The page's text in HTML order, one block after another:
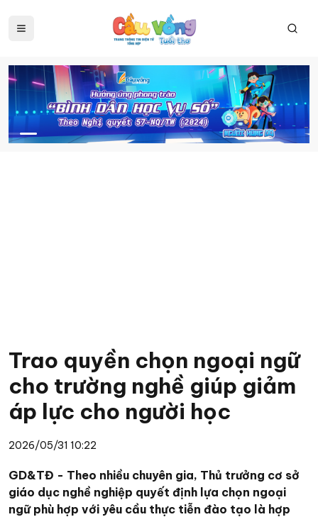
Trao quyền chọn ngoại ngữ
cho trường nghề giúp giảm
áp lực cho người học
2026/05/31 10:22
GD&TĐ - Theo nhiều chuyên gia, Thủ trưởng cơ sở
giáo dục nghề nghiệp quyết định lựa chọn ngoại
ngữ phù hợp với yêu cầu thực tiễn đào tạo là hợp